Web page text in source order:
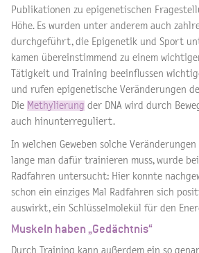
Publikationen zu epigenetischen
Höhe. Es wurden unter anderem auch
durchgeführt, die Epigenetik und Sport
kamen übereinstimmend zu einem
Tätigkeit und Training beeinflussen
und rufen epigenetische Veränderungen
Die Methylierung der DNA wird durch
auch hinunterreguliert.
In welchen Geweben solche
lange man dafür trainieren muss, wurde
Radfahren untersucht: Hier konnte
schon ein einziges Mal Radfahren sich
auswirkt, ein Schlüsselmolekül für den
Muskeln haben „Gedächtnis“
Durch Training kann außerdem ein so